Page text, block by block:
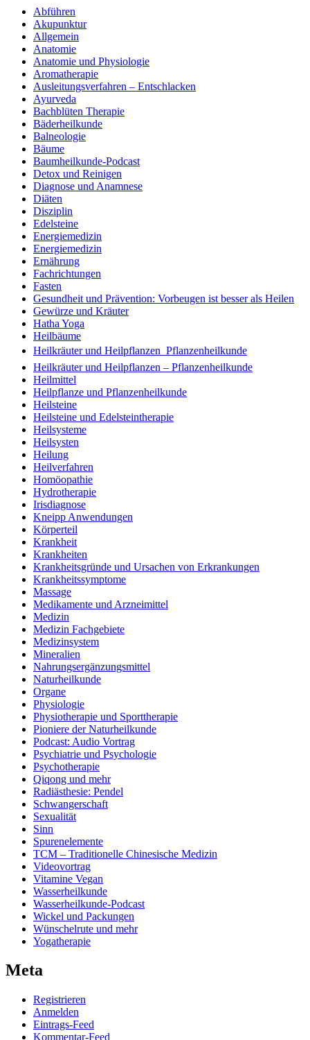
Abführen
Akupunktur
Allgemein
Anatomie
Anatomie und Physiologie
Aromatherapie
Ausleitungsverfahren – Entschlacken
Ayurveda
Bachblüten Therapie
Bäderheilkunde
Balneologie
Bäume
Baumheilkunde-Podcast
Detox und Reinigen
Diagnose und Anamnese
Diäten
Disziplin
Edelsteine
Energiemedizin
Energiemedizin
Ernährung
Fachrichtungen
Fasten
Gesundheit und Prävention: Vorbeugen ist besser als Heilen
Gewürze und Kräuter
Hatha Yoga
Heilbäume
Heilkräuter und Heilpflanzen  Pflanzenheilkunde
Heilkräuter und Heilpflanzen – Pflanzenheilkunde
Heilmittel
Heilpflanze und Pflanzenheilkunde
Heilsteine
Heilsteine und Edelsteintherapie
Heilsysteme
Heilsysten
Heilung
Heilverfahren
Homöopathie
Hydrotherapie
Irisdiagnose
Kneipp Anwendungen
Körperteil
Krankheit
Krankheiten
Krankheitsgründe und Ursachen von Erkrankungen
Krankheitssymptome
Massage
Medikamente und Arzneimittel
Medizin
Medizin Fachgebiete
Medizinsystem
Mineralien
Nahrungsergänzungsmittel
Naturheilkunde
Organe
Physiologie
Physiotherapie und Sporttherapie
Pioniere der Naturheilkunde
Podcast: Audio Vortrag
Psychiatrie und Psychologie
Psychotherapie
Qiqong und mehr
Radiästhesie: Pendel
Schwangerschaft
Sexualität
Sinn
Spurenelemente
TCM – Traditionelle Chinesische Medizin
Videovortrag
Vitamine Vegan
Wasserheilkunde
Wasserheilkunde-Podcast
Wickel und Packungen
Wünschelrute und mehr
Yogatherapie
Meta
Registrieren
Anmelden
Eintrags-Feed
Kommentar-Feed